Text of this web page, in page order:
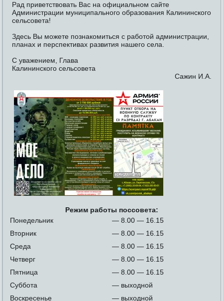
Рад приветствовать Вас на официальном сайте
Администрации муниципального образования Калининского
сельсовета!
Здесь Вы можете познакомиться с работой администрации,
планах и перспективах развития нашего села.
С уважением, Глава
Калининского сельсовета
Сажин И.А.
Режим работы поссовета:
Понедельник
— 8.00 — 16.15
Вторник
— 8.00 — 16.15
Среда
— 8.00 — 16.15
Четверг
— 8.00 — 16.15
Пятница
— 8.00 — 16.15
Суббота
— выходной
Воскресенье
— выходной